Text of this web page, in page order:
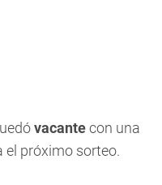
vacantecon una
el próximo sorteo.